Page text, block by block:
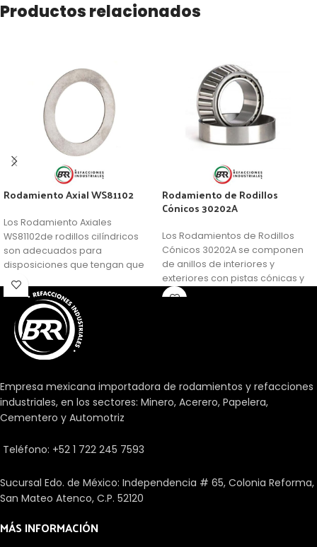
Productos relacionados
Rodamiento Axial WS81102
Los Rodamiento Axiales
WS81102de rodillos cilíndricos
son adecuados para
disposiciones que tengan que
soportar grandes cargas
axiales. Además, son
relativamente insensibles a las
cargas de choque, son muy
rígidos y requieren un espacio
axial mínimo. Se suministran,
como estándar, como
sólo pueden soportar cargas
axiales en un sentido.
Rodamiento de Rodillos
Cónicos 30202A
Los Rodamientos de Rodillos
Cónicos 30202A se componen
de anillos de interiores y
exteriores con pistas cónicas y
rodillos cónicos en una caja de
rodamientos de tamaño
métrico y en pulgadas
deben utilizarse
preferiblemente rodamientos
Empresa mexicana importadora de rodamientos y refacciones
industriales, en los sectores: Minero, Acerero, Papelera,
Cementero y Automotriz
Teléfono: +52 1 722 245 7593
Sucursal Edo. de México: Independencia # 65, Colonia Reforma,
San Mateo Atenco, C.P. 52120
MÁS INFORMACIÓN